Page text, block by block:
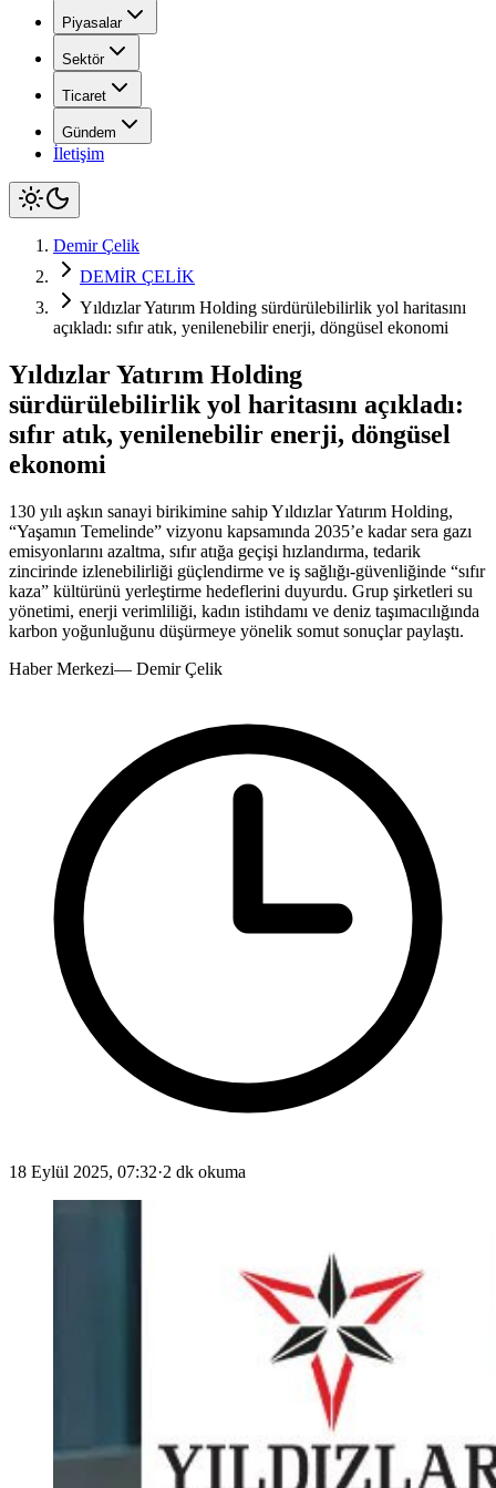
Piyasalar
Sektör
Ticaret
Gündem
İletişim
Demir Çelik
DEMİR ÇELİK
Yıldızlar Yatırım Holding sürdürülebilirlik yol haritasını
açıkladı: sıfır atık, yenilenebilir enerji, döngüsel ekonomi
Yıldızlar Yatırım Holding
sürdürülebilirlik yol haritasını açıkladı:
sıfır atık, yenilenebilir enerji, döngüsel
ekonomi
130 yılı aşkın sanayi birikimine sahip Yıldızlar Yatırım Holding,
“Yaşamın Temelinde” vizyonu kapsamında 2035’e kadar sera gazı
emisyonlarını azaltma, sıfır atığa geçişi hızlandırma, tedarik
zincirinde izlenebilirliği güçlendirme ve iş sağlığı-güvenliğinde “sıfır
kaza” kültürünü yerleştirme hedeflerini duyurdu. Grup şirketleri su
yönetimi, enerji verimliliği, kadın istihdamı ve deniz taşımacılığında
karbon yoğunluğunu düşürmeye yönelik somut sonuçlar paylaştı.
Haber Merkezi— Demir Çelik
18 Eylül 2025, 07:32·2 dk okuma